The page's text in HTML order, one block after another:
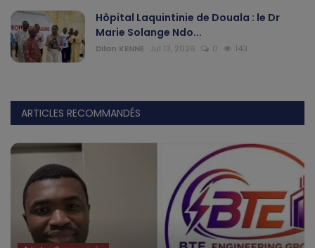
Hôpital Laquintinie de Douala : le Dr
Marie Solange Ndo...
Dilan KENNE Jul 13, 2026 0 143
ARTICLES RECOMMANDÉS